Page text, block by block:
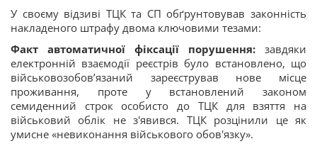
У своєму відзиві ТЦК та СП обґрунтовував законність
накладеного штрафу двома ключовими тезами:
Факт автоматичної фіксації порушення: завдяки
електронній взаємодії реєстрів було встановлено, що
військовозобов’язаний зареєстрував нове місце
проживання, проте у встановлений законом
семиденний строк особисто до ТЦК для взяття на
військовий облік не з'явився. ТЦК розцінили це як
умисне «невиконання військового обов'язку».